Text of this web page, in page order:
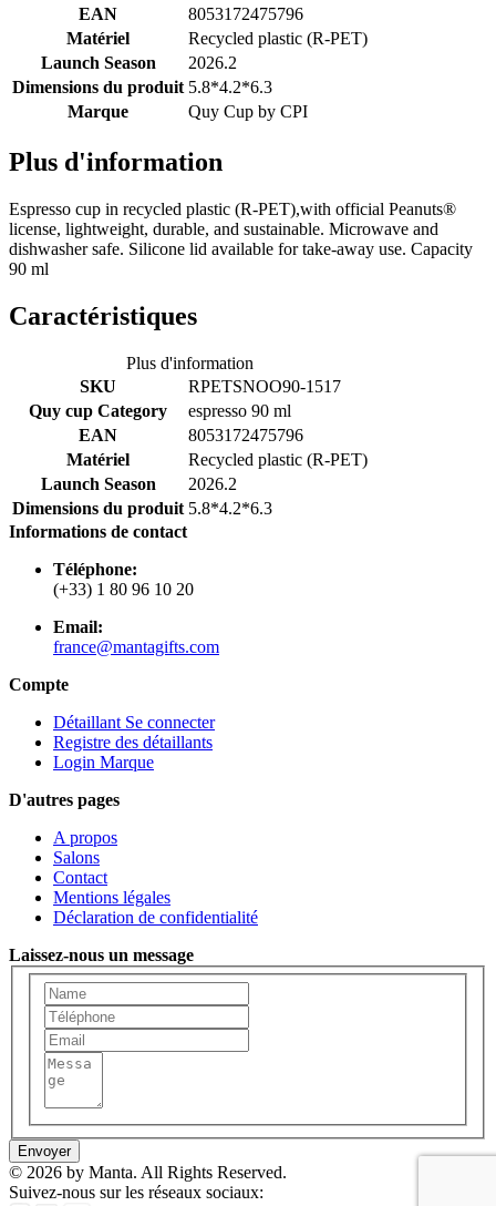
EAN
8053172475796
Matériel
Recycled plastic (R-PET)
Launch Season
2026.2
Dimensions du produit 5.8*4.2*6.3
Marque
Quy Cup by CPI
Plus d'information
Espresso cup in recycled plastic (R-PET),with official Peanuts®
license, lightweight, durable, and sustainable. Microwave and
dishwasher safe. Silicone lid available for take-away use. Capacity
90 ml
Caractéristiques
Plus d'information
SKU
RPETSNOO90-1517
Quy cup Category
espresso 90 ml
EAN
8053172475796
Matériel
Recycled plastic (R-PET)
Launch Season
2026.2
Dimensions du produit 5.8*4.2*6.3
Informations de contact
Téléphone:
(+33) 1 80 96 10 20
Email:
france@mantagifts.com
Compte
Détaillant Se connecter
Registre des détaillants
Login Marque
D'autres pages
A propos
Salons
Contact
Mentions légales
Déclaration de confidentialité
Laissez-nous un message
Envoyer
© 2026 by Manta. All Rights Reserved.
Suivez-nous sur les réseaux sociaux: